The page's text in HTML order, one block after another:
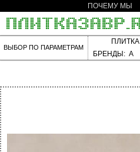
ПОЧЕМУ МЫ
ВЫБОР ПО ПАРАМЕТРАМ
ПЛИТКА
БРЕНДЫ: A